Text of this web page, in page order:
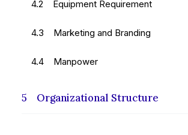
4.2 Equipment Requirement
4.3 Marketing and Branding
4.4 Manpower
5 Organizational Structure